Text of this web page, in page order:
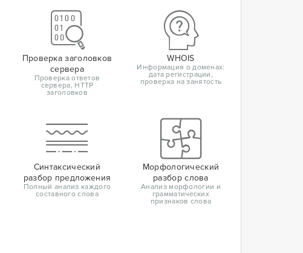
Проверка заголовков
сервера
Проверка ответов
сервера, HTTP
заголовков
WHOIS
Информация о доменах:
дата регистрации,
проверка на занятость
Синтаксический
разбор предложения
Полный анализ каждого
составного слова
Морфологический
разбор слова
Анализ морфологии и
грамматических
признаков слова